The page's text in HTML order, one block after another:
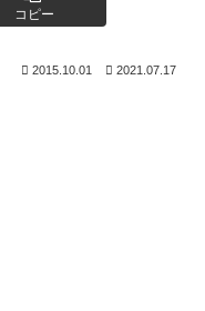
コピー
2015.10.01 2021.07.17